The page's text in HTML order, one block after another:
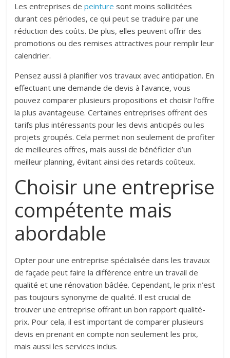
Les entreprises depeinture sont moins sollicitées
durant ces périodes, ce qui peut se traduire par une
réduction des coûts. De plus, elles peuvent offrir des
promotions ou des remises attractives pour remplir leur
calendrier.
Pensez aussi à planifier vos travaux avec anticipation. En
effectuant une demande de devis à l’avance, vous
pouvez comparer plusieurs propositions et choisir l’offre
la plus avantageuse. Certaines entreprises offrent des
tarifs plus intéressants pour les devis anticipés ou les
projets groupés. Cela permet non seulement de profiter
de meilleures offres, mais aussi de bénéficier d’un
meilleur planning, évitant ainsi des retards coûteux.
Choisir une entreprise
compétente mais
abordable
Opter pour une entreprise spécialisée dans les travaux
de façade peut faire la différence entre un travail de
qualité et une rénovation bâclée. Cependant, le prix n’est
pas toujours synonyme de qualité. Il est crucial de
trouver une entreprise offrant un bon rapport qualité-
prix. Pour cela, il est important de comparer plusieurs
devis en prenant en compte non seulement les prix,
mais aussi les services inclus.